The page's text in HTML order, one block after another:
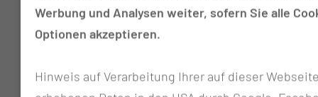
80
Patientinnen und Patienten behandeln wir jährlich
teilstationär
Werbung und Analysen weiter, sofern Sie alle
Optionen akzeptieren.
Hinweis auf Verarbeitung Ihrer auf dieser